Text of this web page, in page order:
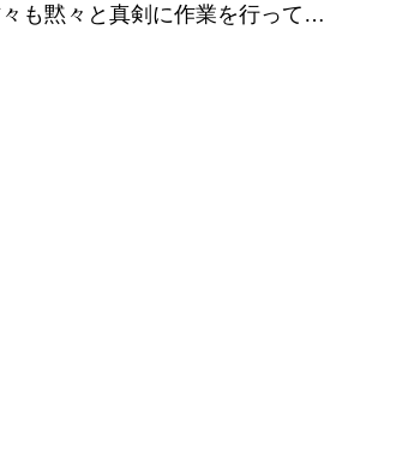
も黙々と真剣に作業を行って…